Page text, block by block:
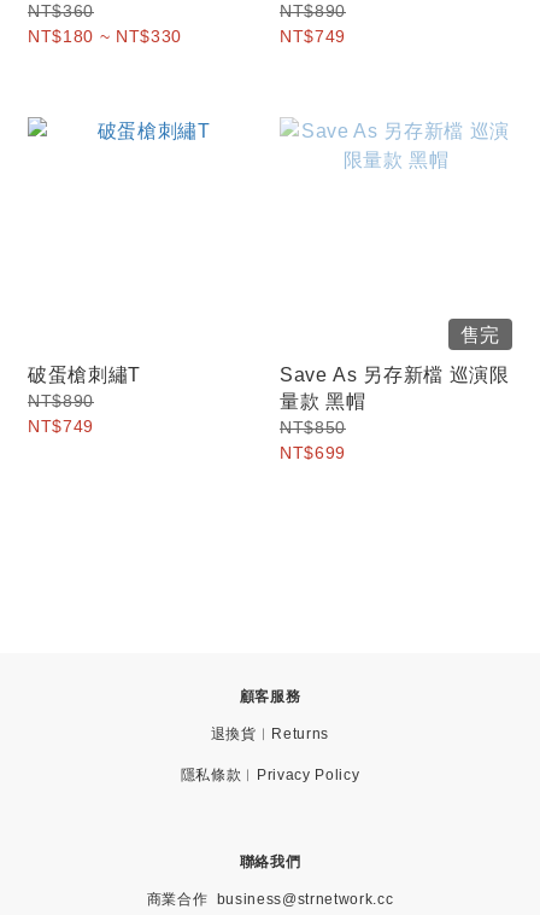
NT$360
NT$180 ~ NT$330
NT$890
NT$749
破蛋槍刺繡T
NT$890
NT$749
售完
Save As 另存新檔 巡演限
量款 黑帽
NT$850
NT$699
顧客服務
退換貨︱Returns
隱私條款︱Privacy Policy
聯絡我們
商業合作 business@strnetwork.cc